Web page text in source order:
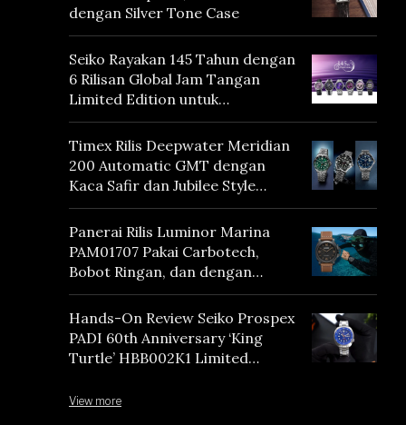
dengan Silver Tone Case
Seiko Rayakan 145 Tahun dengan
6 Rilisan Global Jam Tangan
Limited Edition untuk
Menghormati Edo Purple,
Warna yang Mencerminkan
Warisan Tokyo
Timex Rilis Deepwater Meridian
200 Automatic GMT dengan
Kaca Safir dan Jubilee Style
Bracelet
Panerai Rilis Luminor Marina
PAM01707 Pakai Carbotech,
Bobot Ringan, dan dengan
Vintage Vibes
Hands-On Review Seiko Prospex
PADI 60th Anniversary ‘King
Turtle’ HBB002K1 Limited
View more